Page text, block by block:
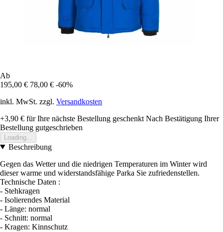
Ab
195,00 € 78,00 € -60%
inkl. MwSt. zzgl. Versandkosten
+3,90 € für Ihre nächste Bestellung geschenkt Nach Bestätigung Ihrer
Bestellung gutgeschrieben
Loading...
Beschreibung
Gegen das Wetter und die niedrigen Temperaturen im Winter wird
dieser warme und widerstandsfähige Parka Sie zufriedenstellen.
Technische Daten :
- Stehkragen
- Isolierendes Material
- Länge: normal
- Schnitt: normal
- Kragen: Kinnschutz